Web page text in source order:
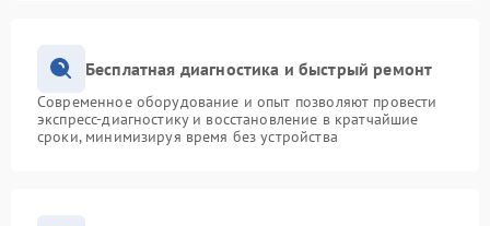
Бесплатная диагностика и быстрый ремонт
Современное оборудование и опыт позволяют провести
экспресс-диагностику и восстановление в кратчайшие
сроки, минимизируя время без устройства